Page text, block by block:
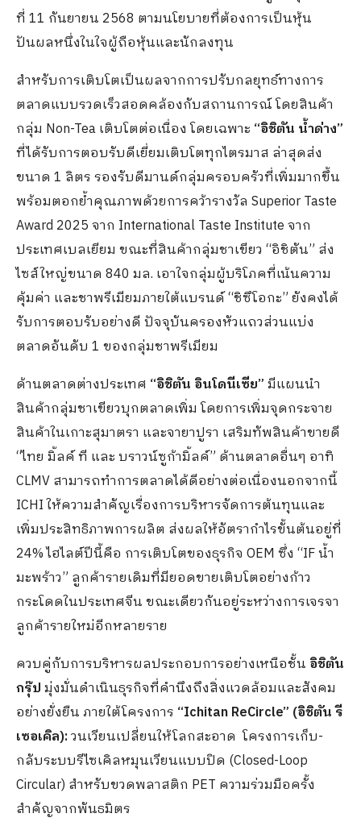
ที่ 11 กันยายน 2568 ตามนโยบายที่ต้องการเป็นหุ้น
ปันผลหนึ่งในใจผู้ถือหุ้นและนักลงทุน
สำหรับการเติบโตเป็นผลจากการปรับกลยุทธ์ทางการ
ตลาดแบบรวดเร็วสอดคล้องกับสถานการณ์ โดยสินค้า
กลุ่ม Non-Tea เติบโตต่อเนื่อง โดยเฉพาะ “อิชิตัน น้ำด่าง”
ที่ได้รับการตอบรับดีเยี่ยมเติบโตทุกไตรมาส ล่าสุดส่ง
ขนาด 1 ลิตร รองรับดีมานด์กลุ่มครอบครัวที่เพิ่มมากขึ้น
พร้อมตอกย้ำคุณภาพด้วยการคว้ารางวัล Superior Taste
Award 2025 จาก International Taste Institute จาก
ประเทศเบลเยียม ขณะที่สินค้ากลุ่มชาเขียว “อิชิตัน” ส่ง
ไซส์ใหญ่ขนาด 840 มล. เอาใจกลุ่มผู้บริโภคที่เน้นความ
คุ้มค่า และชาพรีเมียมภายใต้แบรนด์ “ชิซึโอกะ” ยังคงได้
รับการตอบรับอย่างดี ปัจจุบันครองหัวแถวส่วนแบ่ง
ตลาดอันดับ 1 ของกลุ่มชาพรีเมียม
ด้านตลาดต่างประเทศ “อิชิตัน อินโดนีเซีย”มีแผนนำ
สินค้ากลุ่มชาเขียวบุกตลาดเพิ่ม โดยการเพิ่มจุดกระจาย
สินค้าในเกาะสุมาตรา และจายาปูรา เสริมทัพสินค้าขายดี
“ไทย มิ้ลค์ ที และ บราวน์ซูก้ามิ้ลค์” ด้านตลาดอื่นๆ อาทิ
CLMV สามารถทำการตลาดได้ดีอย่างต่อเนื่องนอกจากนี้
ICHI ให้ความสำคัญเรื่องการบริหารจัดการต้นทุนและ
เพิ่มประสิทธิภาพการผลิต ส่งผลให้อัตรากำไรขั้นต้นอยู่ที่
24% ไฮไลต์ปีนี้คือ การเติบโตของธุรกิจ OEM ซึ่ง “IF น้ำ
มะพร้าว” ลูกค้ารายเดิมที่มียอดขายเติบโตอย่างก้าว
กระโดดในประเทศจีน ขณะเดียวกันอยู่ระหว่างการเจรจา
ลูกค้ารายใหม่อีกหลายราย
ควบคู่กับการบริหารผลประกอบการอย่างเหนือชั้น อิชิตัน
กรุ๊ปมุ่งมั่นดำเนินธุรกิจที่คำนึงถึงสิ่งแวดล้อมและสังคม
อย่างยั่งยืน ภายใต้โครงการ “Ichitan ReCircle” (อิชิตัน รี
เซอเคิล):วนเวียนเปลี่ยนให้โลกสะอาด โครงการเก็บ-
กลับระบบรีไซเคิลหมุนเวียนแบบปิด (Closed-Loop
Circular) สำหรับขวดพลาสติก PET ความร่วมมือครั้ง
สำคัญจากพันธมิตร